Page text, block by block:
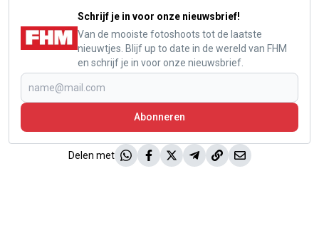
Schrijf je in voor onze nieuwsbrief!
Van de mooiste fotoshoots tot de laatste
nieuwtjes. Blijf up to date in de wereld van FHM
en schrijf je in voor onze nieuwsbrief.
Abonneren
Delen met